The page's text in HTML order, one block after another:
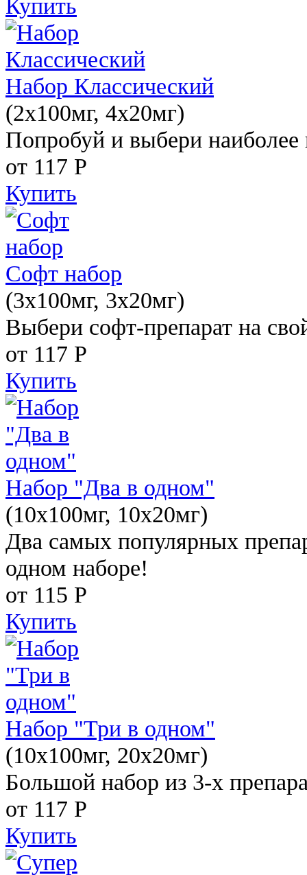
Набор Классический
(2x100мг, 4x20мг)
Попробуй и выбери наиболее
от 117 Р
Купить
Софт набор
(3x100мг, 3x20мг)
Выбери софт-препарат на
от 117 Р
Купить
Набор "Два в одном"
(10x100мг, 10x20мг)
Два самых популярных
одном наборе!
от 115 Р
Купить
Набор "Три в одном"
(10x100мг, 20x20мг)
Большой набор из 3-х
от 117 Р
Купить